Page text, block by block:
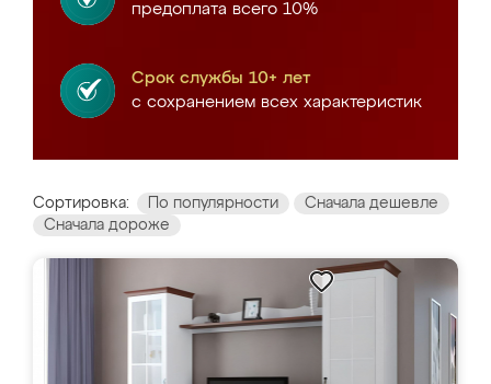
предоплата всего 10%
Срок службы 10+ лет
с сохранением всех характеристик
Сортировка: По популярности
Сначала дешевле
Сначала дороже